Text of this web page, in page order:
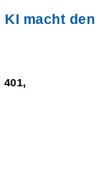
KI macht den